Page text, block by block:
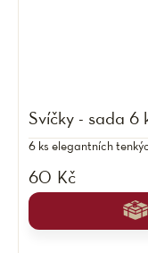
Svíčky - sada 6
60 Kč
6 ks elegantních